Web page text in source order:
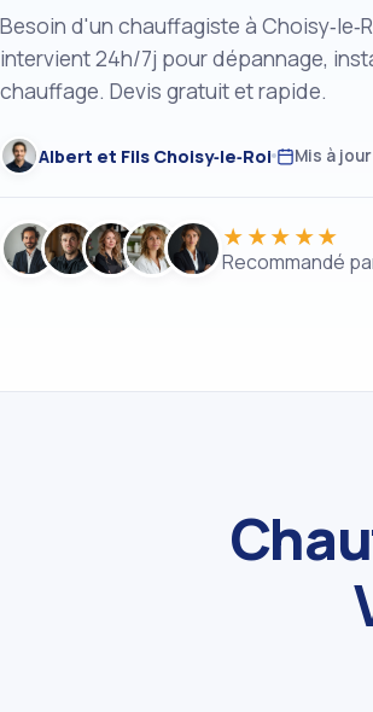
Besoin d'un chauffagiste à
intervient 24h/7j pour dépannage,
chauffage. Devis gratuit et rapide.
Albert et Fils Choisy‑le‑Roi Mis à
★★★★★
Recommandé